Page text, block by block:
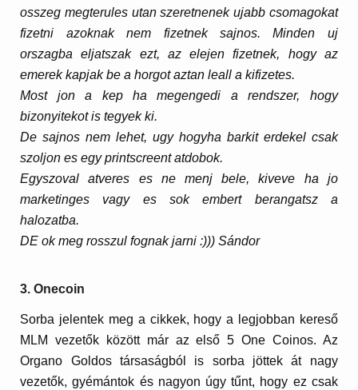
osszeg megterules utan szeretnenek ujabb csomagokat
fizetni azoknak nem fizetnek sajnos. Minden uj
orszagba eljatszak ezt, az elejen fizetnek, hogy az
emerek kapjak be a horgot aztan leall a kifizetes.
Most jon a kep ha megengedi a rendszer, hogy
bizonyitekot is tegyek ki.
De sajnos nem lehet, ugy hogyha barkit erdekel csak
szoljon es egy printscreent atdobok.
Egyszoval atveres es ne menj bele, kiveve ha jo
marketinges vagy es sok embert berangatsz a
halozatba.
DE ok meg rosszul fognak jarni :))) Sándor
3. Onecoin
Sorba jelentek meg a cikkek, hogy a legjobban kereső
MLM vezetők között már az első 5 One Coinos. Az
Organo Goldos társaságból is sorba jöttek át nagy
vezetők, gyémántok és nagyon úgy tűnt, hogy ez csak